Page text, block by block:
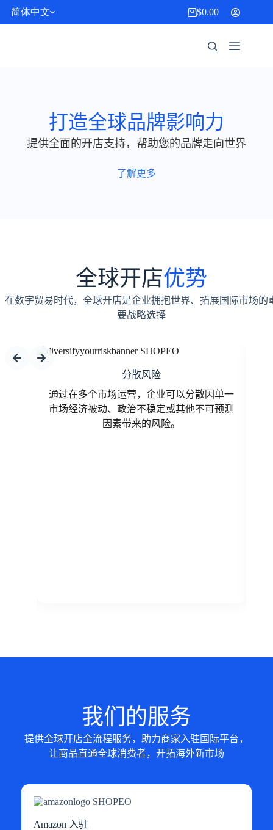
过
简体中文
购
$0.00
打造全球品牌影响力
提供全面的开店支持，帮助您的品牌走向世界
了解更多
全球开店优势
在数字贸易时代，全球开店是企业拥抱世界、拓展国际市场的
要战略选择
分散风险
通过在多个市场运营，企业可以分散因单一
市场经济被动、政治不稳定或其他不可预测
因素带来的风险。
Slide 2 of 9
我们的服务
提供全球开店全流程服务，助力商家入驻国际平台，
让商品直通全球消费者，开拓海外新市场
Amazon 入驻